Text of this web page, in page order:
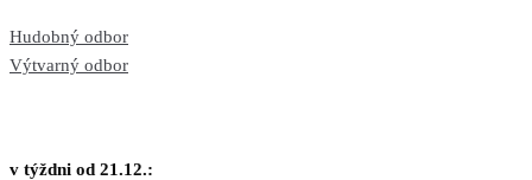
Hudobný odbor
Výtvarný odbor
v týždni od 21.12.: